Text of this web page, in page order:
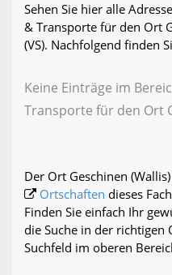
Sehen Sie hier alle
& Transporte für den Ort
(VS). Nachfolgend finden
Keine Einträge im
Transporte für den Ort
Der Ort Geschinen
Ortschaften dieses
Finden Sie einfach Ihr
die Suche in der richtigen
Suchfeld im oberen